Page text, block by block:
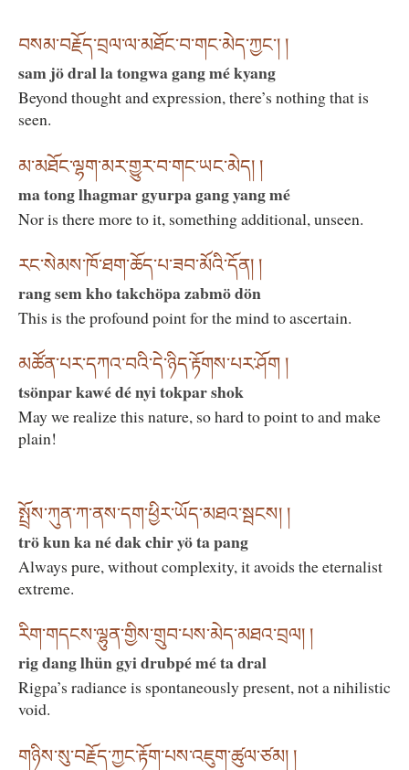
བསམ་བརྗོད་བྲལ་ལ་མཐོང་བ་གང་མེད་ཀྱང་། །
sam jö dral la tongwa gang mé kyang
Beyond thought and expression, there’s nothing that is
seen.
མ་མཐོང་ལྷག་མར་གྱུར་བ་གང་ཡང་མེད། །
ma tong lhagmar gyurpa gang yang mé
Nor is there more to it, something additional, unseen.
རང་སེམས་ཁོ་ཐག་ཆོད་པ་ཟབ་མོའི་དོན། །
rang sem kho takchöpa zabmö dön
This is the profound point for the mind to ascertain.
མཚོན་པར་དཀའ་བའི་དེ་ཉིད་རྟོགས་པར་ཤོག །
tsönpar kawé dé nyi tokpar shok
May we realize this nature, so hard to point to and make
plain!
སྤྲོས་ཀུན་ཀ་ནས་དག་ཕྱིར་ཡོད་མཐའ་སྦངས། །
trö kun ka né dak chir yö ta pang
Always pure, without complexity, it avoids the eternalist
extreme.
རིག་གདངས་ལྷུན་གྱིས་གྲུབ་པས་མེད་མཐའ་བྲལ། །
rig dang lhün gyi drubpé mé ta dral
Rigpa’s radiance is spontaneously present, not a nihilistic
void.
གཉིས་སུ་བརྗོད་ཀྱང་རྟོག་པས་འཇུག་ཚུལ་ཙམ། །